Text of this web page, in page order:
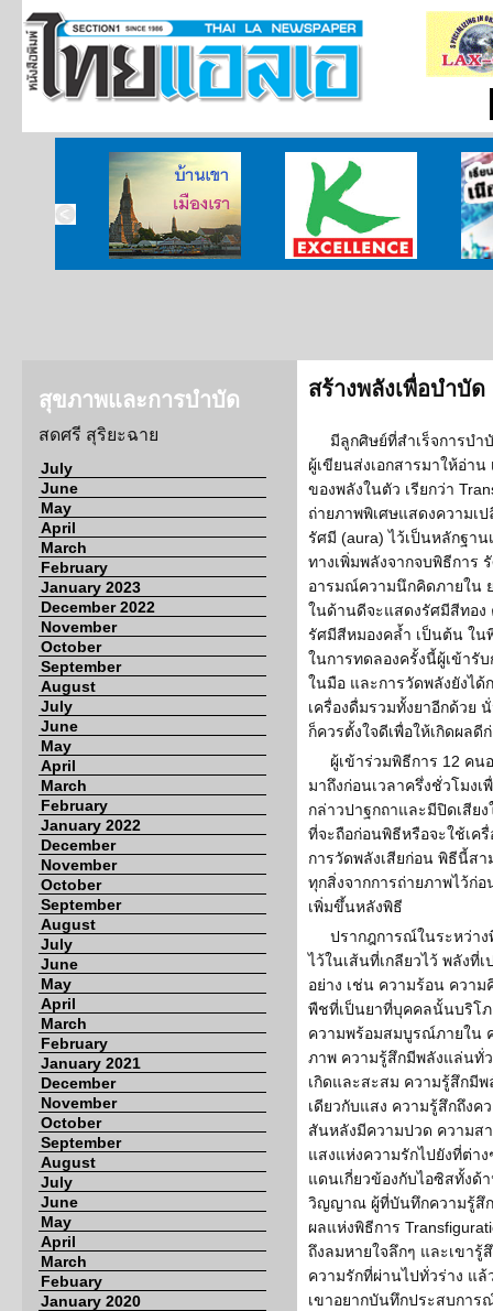
บ้านเขา เมืองเรา ศูนย์วิจัยกสิกรไทย เรีย
สุขภาพและการบำบัด
สดศรี สุริยะฉาย
July
June
May
April
March
February
January 2023
December 2022
November
October
September
August
July
June
May
April
March
February
January 2022
December
November
October
September
August
July
June
May
April
March
February
January 2021
December
November
October
September
August
July
June
May
April
March
Febuary
January 2020
สร้างพลังเพื่อบำบัด
มีลูกศิษย์ที่สำเร็จการบำ
ผู้เขียนส่งเอกสารมาให้อ่า
ของพลังในตัว เรียกว่า
ถ่ายภาพพิเศษแสดงความเ
รัศมี (aura) ไว้เป็นหลักฐา
ทางเพิ่มพลังจากจบพิธีการ
อารมณ์ความนึกคิดภายใน
ในด้านดีจะแสดงรัศมีสีทอ
รัศมีสีหมองคล้ำ เป็นต้น ใน
ในการทดลองครั้งนี้ผู้เข้ารั
ในมือ และการวัดพลังยังไ
เครื่องดื่มรวมทั้งยาอีกด้วย
ก็ควรตั้งใจดีเพื่อให้เกิดผลดี
ผู้เข้าร่วมพิธีการ 12 คน
มาถึงก่อนเวลาครึ่งชั่วโมง
กล่าวปาฐกถาและมีปิดเสีย
ที่จะถือก่อนพิธีหรือจะใช้เค
การวัดพลังเสียก่อน พิธีนี้ส
ทุกสิ่งจากการถ่ายภาพไว้ก่
เพิ่มขึ้นหลังพิธี
ปรากฎการณ์ในระหว่าง
ไว้ในเส้นที่เกลียวไว้ พลัง
อย่าง เช่น ความร้อน ควา
พืชที่เป็นยาที่บุคคลนั้นบริโ
ความพร้อมสมบูรณ์ภายใน
ภาพ ความรู้สึกมีพลังแล่นทั่
เกิดและสะสม ความรู้สึกมี
เดียวกับแสง ความรู้สึกถึงค
สันหลังมีความปวด ความส
แสงแห่งความรักไปยังที่ต่า
แดนเกี่ยวข้องกับไอซิสทั้งด้
วิญญาณ ผู้ที่บันทึกความรู้สึ
ผลแห่งพิธีการ
ถึงลมหายใจลึกๆ และเขารู้
ความรักที่ผ่านไปทั่วร่าง แ
เขาอยากบันทึกประสบการ